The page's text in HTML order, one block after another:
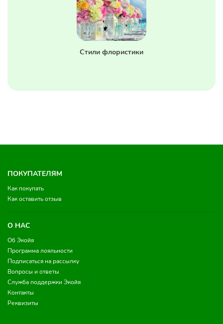
Стили флористики
ПОКУПАТЕЛЯМ
Как покупать
Как оставить отзыв
О НАС
Об Экойя
Программа лояльности
Подписаться на рассылку
Вопросы и ответы
Служба поддержки Экойя
Контакты
Реквизиты